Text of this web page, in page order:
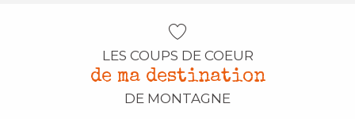
LES COUPS DE COEUR
de ma destination
DE MONTAGNE